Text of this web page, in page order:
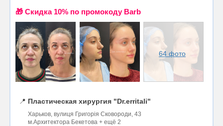
🎁 Cкидка 10% по промокоду Barb
64 фото
📍 Пластическая хирургия "Dr.erritali"
Харьков, вулиця Григорія Сковороди, 43
м.Архитектора Бекетова + ещё 2